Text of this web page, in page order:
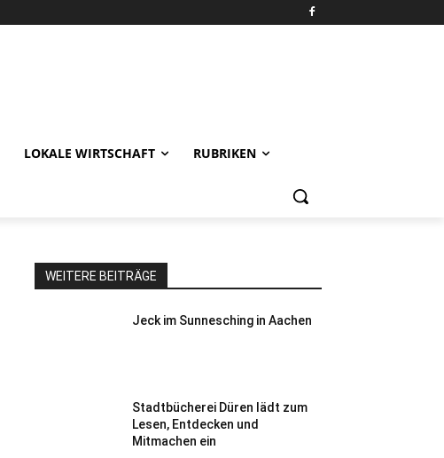
LOKALE WIRTSCHAFT RUBRIKEN
WEITERE BEITRÄGE
Jeck im Sunnesching in Aachen
Stadtbücherei Düren lädt zum
Lesen, Entdecken und
Mitmachen ein